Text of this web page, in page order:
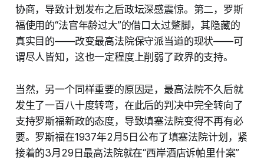
协商，导致计划发布之后政坛深感震惊。第二，罗斯
福使用的“法官年龄过大”的借口太过蹩脚，其隐藏的
真实目的——改变最高法院保守派当道的现状——可
谓尽人皆知，这也一定程度上削弱了政界的支持。
当然，另一个同样重要的原因是，最高法院不久后就
发生了一百八十度转弯，在此后的判决中完全转向了
支持罗斯福新政的态度，导致填塞法院变得不再有必
要。罗斯福在1937年2月5日公布了填塞法院计划，紧
接着的3月29日最高法院就在“西岸酒店诉帕里什案”